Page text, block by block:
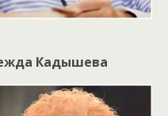
Кадышева